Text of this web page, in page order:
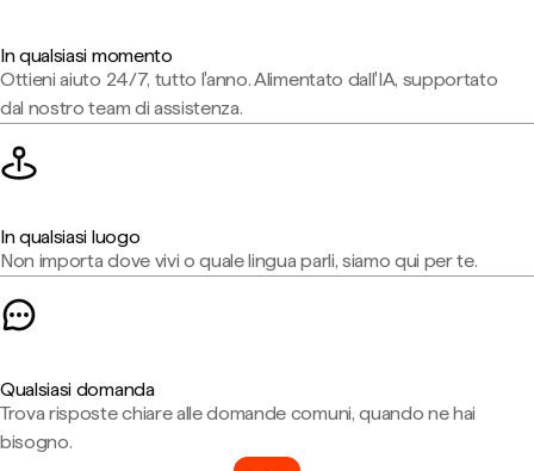
In qualsiasi momento
Ottieni aiuto 24/7, tutto l'anno. Alimentato dall'IA, supportato
dal nostro team di assistenza.
In qualsiasi luogo
Non importa dove vivi o quale lingua parli, siamo qui per te.
Qualsiasi domanda
Trova risposte chiare alle domande comuni, quando ne hai
bisogno.